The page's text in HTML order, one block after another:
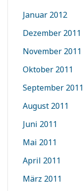
Januar 2012
Dezember 2011
November 2011
Oktober 2011
September 2011
August 2011
Juni 2011
Mai 2011
April 2011
März 2011